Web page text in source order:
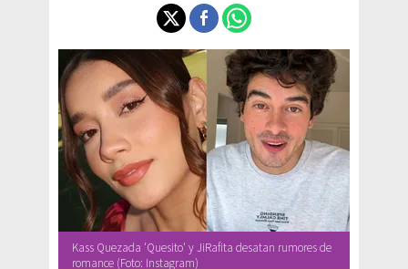
Kass Quezada 'Quesito' y JiRafita desatan rumores de
romance (Foto: Instagram)